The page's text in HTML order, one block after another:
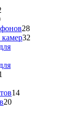
40
товаров
2828
товаров
камер32
товара
1414
2020